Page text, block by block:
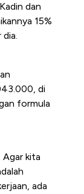
dan
15%
di
formula
Agar kita
ada